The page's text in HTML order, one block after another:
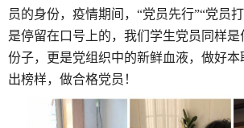
员的身份，疫情期间，“党员先行”“党员
是停留在口号上的，我们学生党员同样
份子，更是党组织中的新鲜血液，做好
出榜样，做合格党员！